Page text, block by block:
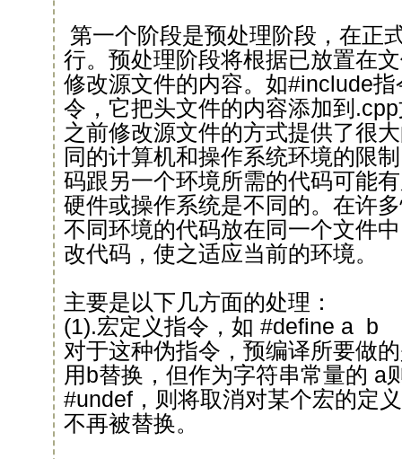
第一个阶段是预处理阶段，在正
行。预处理阶段将根据已放置在
修改源文件的内容。如#include
令，它把头文件的内容添加到
之前修改源文件的方式提供了很
同的计算机和操作系统环境的限
码跟另一个环境所需的代码可能
硬件或操作系统是不同的。在许
不同环境的代码放在同一个文件
改代码，使之适应当前的环境。
主要是以下几方面的处理：
(1).宏定义指令，如 #define a b
对于这种伪指令，预编译所要做
用b替换，但作为字符串常量的 a
#undef，则将取消对某个宏的定
不再被替换。